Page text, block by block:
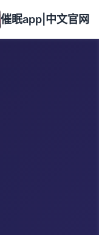
催眠app|中文官网